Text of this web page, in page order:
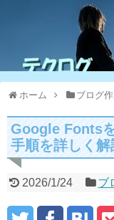
ホーム ブログ
Google Fonts
手順を詳しく解
2026/1/24 ブ